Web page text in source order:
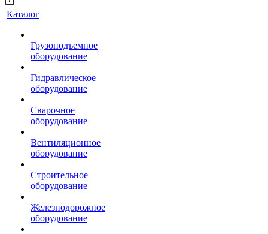
Каталог
Грузоподъемное
оборудование
Гидравлическое
оборудование
Сварочное
оборудование
Вентиляционное
оборудование
Строительное
оборудование
Железнодорожное
оборудование